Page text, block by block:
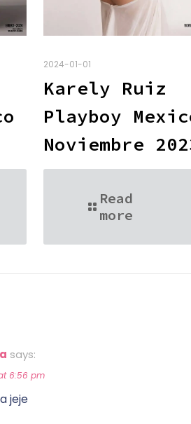
2024-01-01
Karely Ruiz
Playboy
Noviembre
Read
more
says:
6:56 pm
jeje